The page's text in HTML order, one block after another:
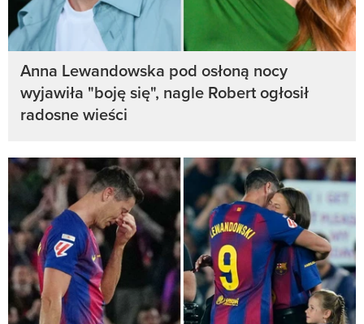
Anna Lewandowska pod osłoną nocy
wyjawiła "boję się", nagle Robert ogłosił
radosne wieści